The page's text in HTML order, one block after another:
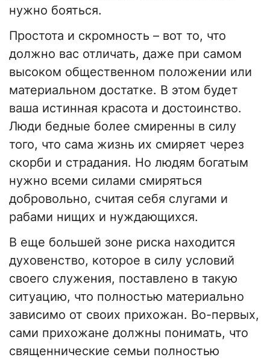
нужно бояться.
Простота и скромность – вот то, что
должно вас отличать, даже при самом
высоком общественном положении или
материальном достатке. В этом будет
ваша истинная красота и достоинство.
Люди бедные более смиренны в силу
того, что сама жизнь их смиряет через
скорби и страдания. Но людям богатым
нужно всеми силами смиряться
добровольно, считая себя слугами и
рабами нищих и нуждающихся.
В еще большей зоне риска находится
духовенство, которое в силу условий
своего служения, поставлено в такую
ситуацию, что полностью материально
зависимо от своих прихожан. Во-первых,
сами прихожане должны понимать, что
священнические семьи полностью